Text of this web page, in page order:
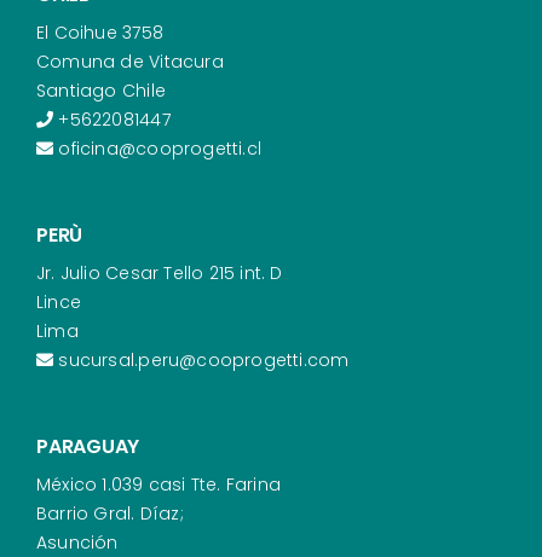
El Coihue 3758
Comuna de Vitacura
Santiago Chile
+5622081447
oficina@cooprogetti.cl
PERÙ
Jr. Julio Cesar Tello 215 int. D
Lince
Lima
sucursal.peru@cooprogetti.com
PARAGUAY
México 1.039 casi Tte. Farina
Barrio Gral. Díaz;
Asunción